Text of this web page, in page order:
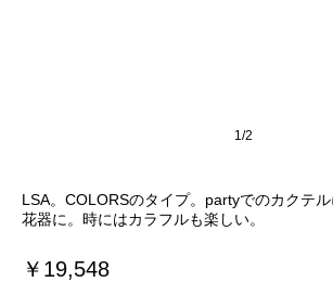
1/2
LSA。COLORSのタイプ。partyでのカクテル
花器に。時にはカラフルも楽しい。
￥19,548